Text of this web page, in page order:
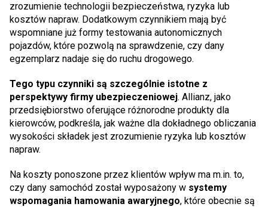
zrozumienie technologii bezpieczeństwa, ryzyka lub
kosztów napraw. Dodatkowym czynnikiem mają być
wspomniane już formy testowania autonomicznych
pojazdów, które pozwolą na sprawdzenie, czy dany
egzemplarz nadaje się do ruchu drogowego.
Tego typu czynniki są szczególnie istotne z
perspektywy firmy ubezpieczeniowej. Allianz, jako
przedsiębiorstwo oferujące różnorodne produkty dla
kierowców, podkreśla, jak ważne dla dokładnego obliczania
wysokości składek jest zrozumienie ryzyka lub kosztów
napraw.
Na koszty ponoszone przez klientów wpływ ma m.in. to,
czy dany samochód został wyposażony w systemy
wspomagania hamowania awaryjnego, które obecnie są